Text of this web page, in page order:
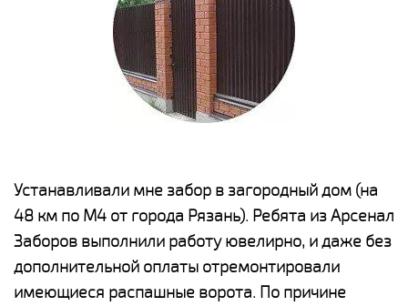
Устанавливали мне забор в загородный дом (на
48 км по М4 от города Рязань). Ребята из Арсенал
Заборов выполнили работу ювелирно, и даже без
дополнительной оплаты отремонтировали
имеющиеся распашные ворота. По причине